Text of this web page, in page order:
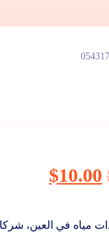
$10.00
مياه في العين،